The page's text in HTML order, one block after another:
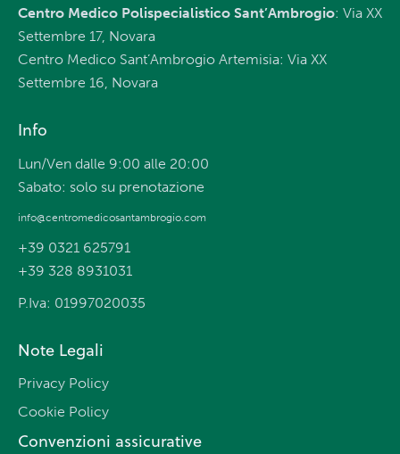
Centro Medico Polispecialistico Sant’Ambrogio: Via XX
Settembre 17, Novara
Centro Medico Sant’Ambrogio Artemisia: Via XX
Settembre 16, Novara
Info
Lun/Ven dalle 9:00 alle 20:00
Sabato: solo su prenotazione
info@centromedicosantambrogio.com
+39 0321 625791
+39 328 8931031
P.Iva: 01997020035
Note Legali
Privacy Policy
Cookie Policy
Convenzioni assicurative